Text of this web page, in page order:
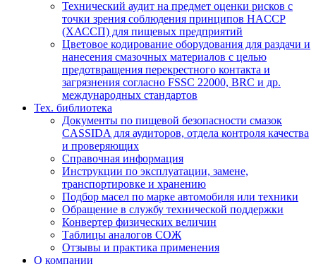
Технический аудит на предмет оценки рисков с
точки зрения соблюдения принципов HACCP
(ХАССП) для пищевых предприятий
Цветовое кодирование оборудования для раздачи и
нанесения смазочных материалов с целью
предотвращения перекрестного контакта и
загрязнения согласно FSSC 22000, BRC и др.
международных стандартов
Тех. библиотека
Документы по пищевой безопасности смазок
CASSIDA для аудиторов, отдела контроля качества
и проверяющих
Справочная информация
Инструкции по эксплуатации, замене,
транспортировке и хранению
Подбор масел по марке автомобиля или техники
Обращение в службу технической поддержки
Конвертер физических величин
Таблицы аналогов СОЖ
Отзывы и практика применения
О компании